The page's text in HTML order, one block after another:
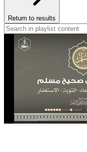
Return to results